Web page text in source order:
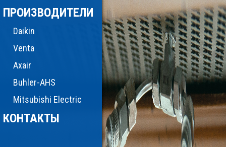
ПРОИЗВОДИТЕЛИ
Daikin
Venta
Axair
Buhler-AHS
Mitsubishi Electric
КОНТАКТЫ